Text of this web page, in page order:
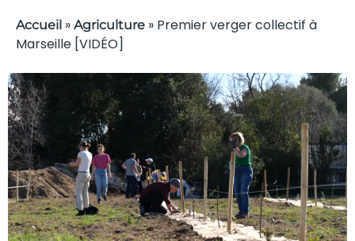
Accueil » Agriculture » Premier verger collectif à
Marseille [VIDÉO]